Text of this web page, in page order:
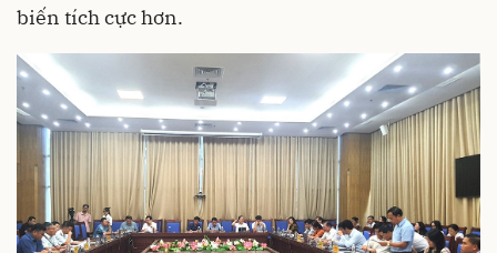
biến tích cực hơn.